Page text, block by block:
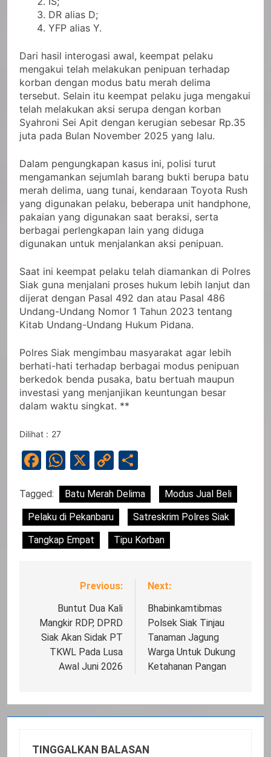
DR alias D;
YFP alias Y.
Dari hasil interogasi awal, keempat pelaku
mengakui telah melakukan penipuan terhadap
korban dengan modus batu merah delima
tersebut. Selain itu keempat pelaku juga mengakui
telah melakukan aksi serupa dengan korban
Syahroni Sei Apit dengan kerugian sebesar Rp.35
juta pada Bulan November 2025 yang lalu.
Dalam pengungkapan kasus ini, polisi turut
mengamankan sejumlah barang bukti berupa batu
merah delima, uang tunai, kendaraan Toyota Rush
yang digunakan pelaku, beberapa unit handphone,
pakaian yang digunakan saat beraksi, serta
berbagai perlengkapan lain yang diduga
digunakan untuk menjalankan aksi penipuan.
Saat ini keempat pelaku telah diamankan di Polres
Siak guna menjalani proses hukum lebih lanjut dan
dijerat dengan Pasal 492 dan atau Pasal 486
Undang-Undang Nomor 1 Tahun 2023 tentang
Kitab Undang-Undang Hukum Pidana.
Polres Siak mengimbau masyarakat agar lebih
berhati-hati terhadap berbagai modus penipuan
berkedok benda pusaka, batu bertuah maupun
investasi yang menjanjikan keuntungan besar
dalam waktu singkat. **
Dilihat : 27
Facebook
WhatsApp
X
Copy
Link
Tagged: Batu Merah Delima
Modus Jual Beli
Pelaku di Pekanbaru
Satreskrim Polres Siak
Tangkap Empat
Tipu Korban
NavigasiPrevious:
Buntut Dua Kali
Mangkir RDP, DPRD
Siak Akan Sidak PT
TKWL Pada Lusa
Awal Juni 2026
Next:
Bhabinkamtibmas
Polsek Siak Tinjau
Tanaman Jagung
Warga Untuk Dukung
Ketahanan Pangan
TINGGALKAN BALASAN